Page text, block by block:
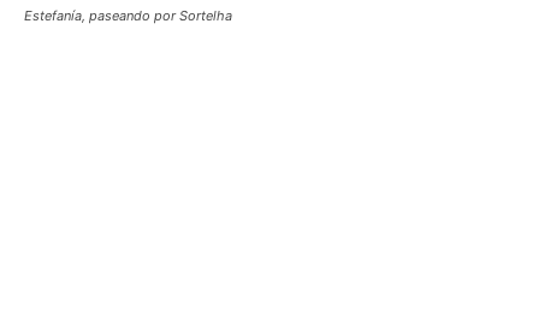
Estefanía, paseando por Sortelha